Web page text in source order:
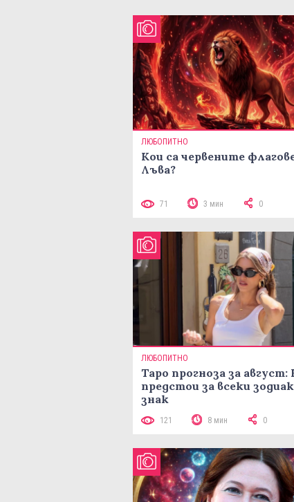
ЛЮБОПИТНО
Кои са червените
Лъва?
71 3 мин 0
ЛЮБОПИТНО
Таро прогноза за август:
предстои за всеки
знак
121 8 мин 0